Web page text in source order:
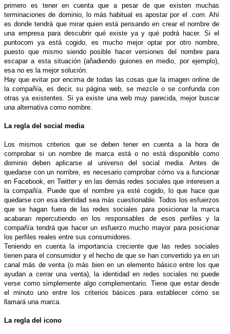
primero es tener en cuenta que a pesar de que existen muchas
terminaciones de dominio, lo más habitual es apostar por el .com. Ahí
es donde tendrá que mirar quien está pensando en crear el nombre de
una empresa para descubrir qué existe ya y qué podrá hacer. Si el
puntocom ya está cogido, es mucho mejor optar por otro nombre,
puesto que mismo siendo posible hacer versiones del nombre para
escapar a esta situación (añadiendo guiones en medio, por ejemplo),
esa no es la mejor solución.
Hay que evitar por encima de todas las cosas que la imagen online de
la compañía, es decir, su página web, se mezcle o se confunda con
otras ya existentes. Si ya existe una web muy parecida, mejor buscar
una alternativa como nombre.
La regla del social media
Los mismos criterios que se deben tener en cuenta a la hora de
comprobar si un nombre de marca está o no está disponible como
dominio deben aplicarse al universo del social media. Antes de
quedarse con un nombre, es necesario comprobar cómo va a funcionar
en Facebook, en Twitter y en las demás redes sociales que interesen a
la compañía. Puede que el nombre ya esté cogido, lo que hace que
quedarse con esa identidad sea más cuestionable. Todos los esfuerzos
que se hagan fuera de las redes sociales para posicionar la marca
acabaran repercutiendo en los responsables de esos perfiles y la
compañía tendrá que hacer un esfuerzo mucho mayor para posicionar
los perfiles reales entre sus consumidores.
Teniendo en cuenta la importancia creciente que las redes sociales
tienen para el consumidor y el hecho de que se han convertido ya en un
canal más de venta (o más bien en un elemento básico entre los que
ayudan a cerrar una venta), la identidad en redes sociales no puede
verse como simplemente algo complementario. Tiene que estar desde
el minuto uno entre los criterios básicos para establecer cómo se
llamará una marca.
La regla del icono